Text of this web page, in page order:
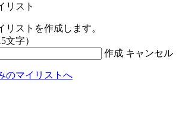
リスト
リストを作成します。
文字）
作成 キャンセル
のマイリストへ